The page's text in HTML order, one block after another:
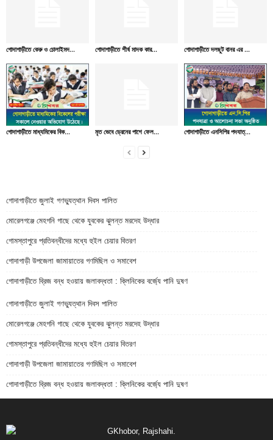
গোদাগাড়ীতে কেরু ও চোলাইমদ... গোদাগাড়ীতে শীর্ষ মাদক কার... গোদাগাড়ীতে দলছুট বানর এর ...
গোদাগাড়ীতে মাধ্যমিকের বিক... মৃত ভেবে ড্রেনের পাশে ফেল... গোদাগাড়ীতে এনসিপির পদযাত্...
গোদাগাড়ীতে জুলাই গণভ্যুত্থান দিবস পালিত
মোরেলগঞ্জে মেহগনি গাছে থেকে যুবকের ঝুলন্ত মরদেহ উদ্ধার
গোমস্তাপুরে প্রতিবন্ধীদের মধ্যে হুইল চেয়ার বিতরণ
গোদাগাড়ী উপজেলা জামায়াতের গণমিছিল ও সমাবেশ
গোদাগাড়ীতে ব্রিজ বন্ধ হওয়ায় জলাবদ্ধতা : ক্লিনিকের বর্জ্যে পানি দুষণ
গোদাগাড়ীতে জুলাই গণভ্যুত্থান দিবস পালিত
মোরেলগঞ্জে মেহগনি গাছে থেকে যুবকের ঝুলন্ত মরদেহ উদ্ধার
গোমস্তাপুরে প্রতিবন্ধীদের মধ্যে হুইল চেয়ার বিতরণ
গোদাগাড়ী উপজেলা জামায়াতের গণমিছিল ও সমাবেশ
গোদাগাড়ীতে ব্রিজ বন্ধ হওয়ায় জলাবদ্ধতা : ক্লিনিকের বর্জ্যে পানি দুষণ